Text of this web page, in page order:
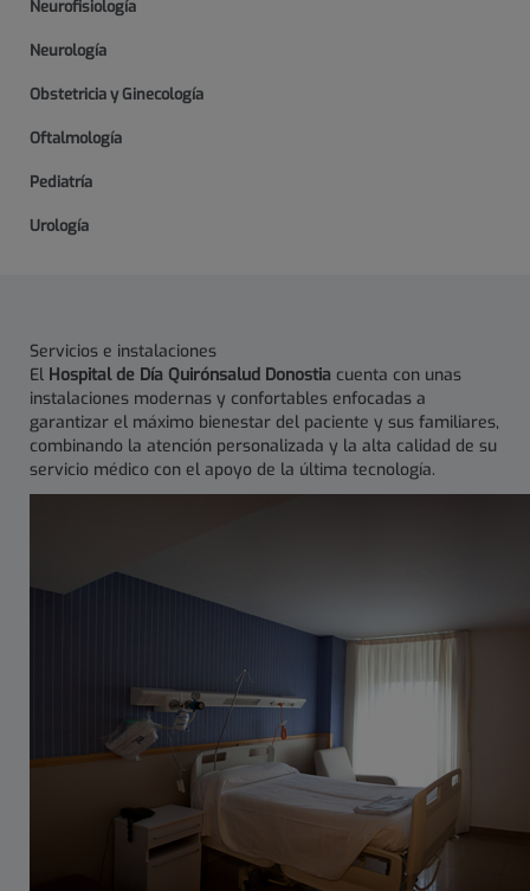
Neurofisiología
Neurología
Obstetricia y Ginecología
Oftalmología
Pediatría
Urología
Servicios e instalaciones
El Hospital de Día Quirónsalud Donostia cuenta con unas
instalaciones modernas y confortables enfocadas a
garantizar el máximo bienestar del paciente y sus familiares,
combinando la atención personalizada y la alta calidad de su
servicio médico con el apoyo de la última tecnología.